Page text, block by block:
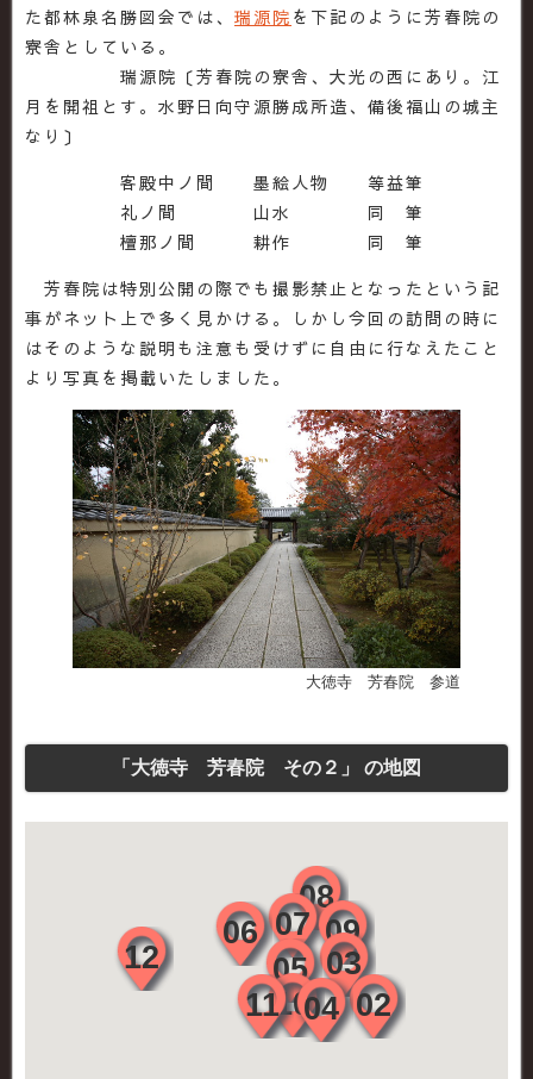
た都林泉名勝図会では、 瑞源院 を下記のように芳春院の
寮舎としている。
瑞源院〔芳春院の寮舎、大光の西にあり。江
月を開祖とす。水野日向守源勝成所造、備後福山の城主
なり〕
客殿中ノ間 墨絵人物 等益筆
礼ノ間 山水 同 筆
檀那ノ間 耕作 同 筆
芳春院は特別公開の際でも撮影禁止となったという記
事がネット上で多く見かける。しかし今回の訪問の時に
はそのような説明も注意も受けずに自由に行なえたこと
より写真を掲載いたしました。
大徳寺 芳春院 参道
「大徳寺 芳春院 その２」 の地図